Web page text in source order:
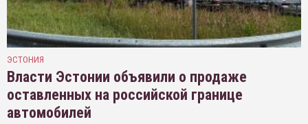
ЭСТОНИЯ
Власти Эстонии объявили о продаже
оставленных на российской границе
автомобилей